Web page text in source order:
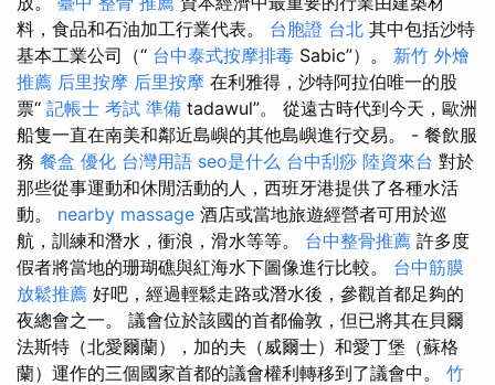
料，食品和石油加工行業代表。 台胞證 台北 其中包括沙特
基本工業公司（“ 台中泰式按摩排毒 Sabic”）。 新竹 外燴
推薦 后里按摩 后里按摩 在利雅得，沙特阿拉伯唯一的股
票“ 記帳士 考試 準備 tadawul”。 從遠古時代到今天，歐洲
船隻一直在南美和鄰近島嶼的其他島嶼進行交易。 - 餐飲服
務 餐盒 優化 台灣用語 seo是什么 台中刮痧 陸資來台 對於
那些從事運動和休閒活動的人，西班牙港提供了各種水活
動。 nearby massage 酒店或當地旅遊經營者可用於巡
航，訓練和潛水，衝浪，滑水等等。 台中整骨推薦 許多度
假者將當地的珊瑚礁與紅海水下圖像進行比較。 台中筋膜
放鬆推薦 好吧，經過輕鬆走路或潛水後，參觀首都足夠的
夜總會之一。 議會位於該國的首都倫敦，但已將其在貝爾
法斯特（北愛爾蘭），加的夫（威爾士）和愛丁堡（蘇格
蘭）運作的三個國家首都的議會權利轉移到了議會中。 竹